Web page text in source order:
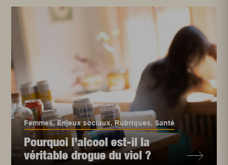
Femmes,Enjeux sociaux,Rubriques,Santé
Pourquoi l’alcool est-il la
véritable drogue du viol ?